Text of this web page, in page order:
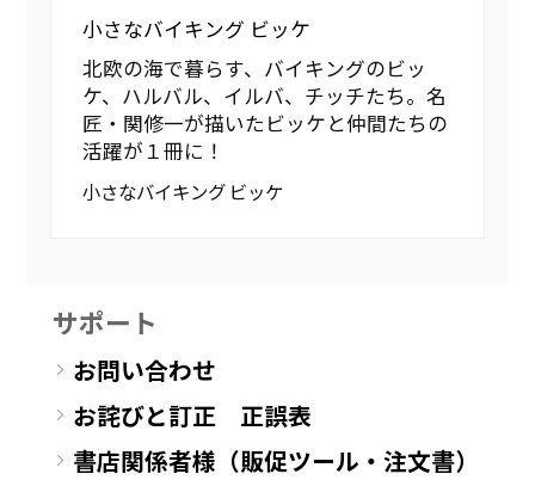
小さなバイキング ビッケ
北欧の海で暮らす、バイキングのビッ
ケ、ハルバル、イルバ、チッチたち。名
匠・関修一が描いたビッケと仲間たちの
活躍が１冊に！
小さなバイキング ビッケ
サポート
お問い合わせ
お詫びと訂正 正誤表
書店関係者様（販促ツール・注文書）